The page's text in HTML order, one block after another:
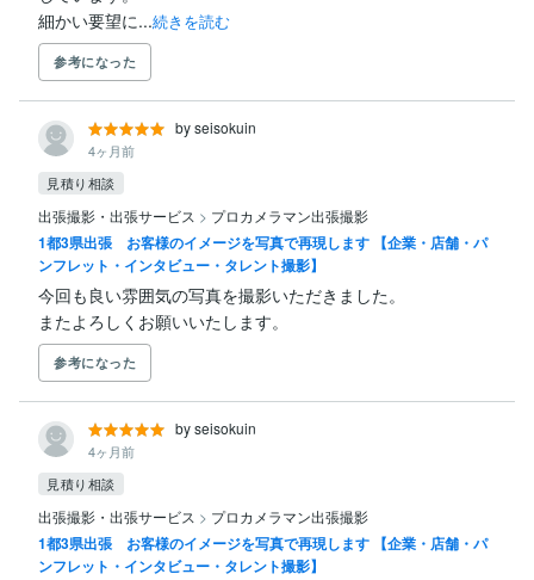
細かい要望に...続きを読む
参考になった
by seisokuin
4ヶ月前
見積り相談
出張撮影・出張サービス > プロカメラマン出張撮影
1都3県出張 お客様のイメージを写真で再現します 【企業・店舗・パ
ンフレット・インタビュー・タレント撮影】
今回も良い雰囲気の写真を撮影いただきました。
またよろしくお願いいたします。
参考になった
by seisokuin
4ヶ月前
見積り相談
出張撮影・出張サービス > プロカメラマン出張撮影
1都3県出張 お客様のイメージを写真で再現します 【企業・店舗・パ
ンフレット・インタビュー・タレント撮影】